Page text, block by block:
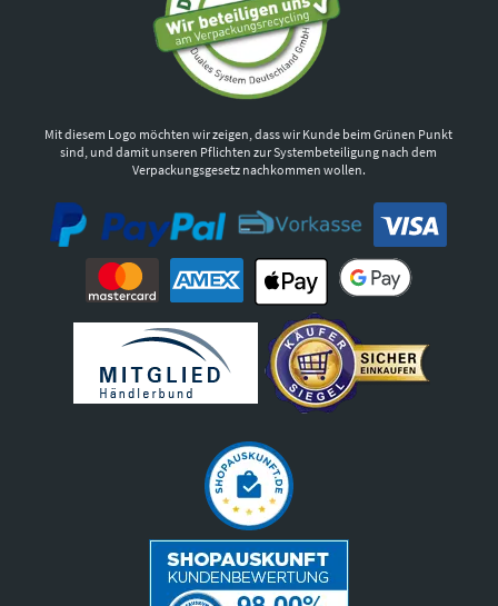
Mit diesem Logo möchten wir zeigen, dass wir Kunde beim Grünen Punkt
sind, und damit unseren Pflichten zur Systembeteiligung nach dem
Verpackungsgesetz nachkommen wollen.